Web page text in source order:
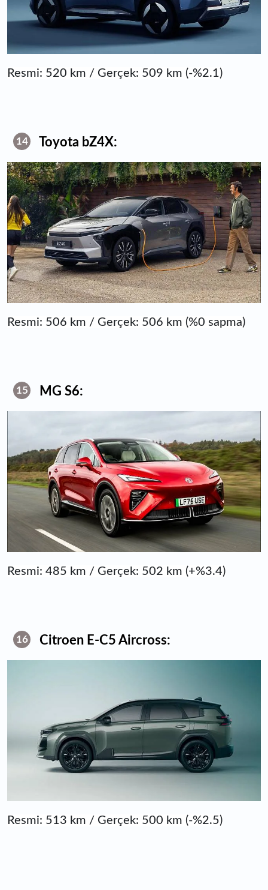
Resmi: 520 km / Gerçek: 509 km (-%2.1)
14 Toyota bZ4X:
Resmi: 506 km / Gerçek: 506 km (%0 sapma)
15 MG S6:
Resmi: 485 km / Gerçek: 502 km (+%3.4)
16 Citroen E-C5 Aircross:
Resmi: 513 km / Gerçek: 500 km (-%2.5)